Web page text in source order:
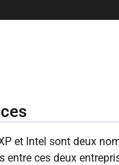
et Intel sont deux
entre ces deux